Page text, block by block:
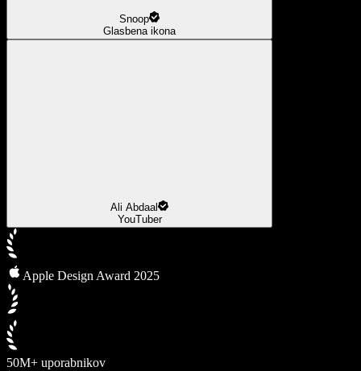
Snoop
Glasbena ikona
Ali Abdaal
YouTuber
Apple Design Award 2025
50M+ uporabnikov